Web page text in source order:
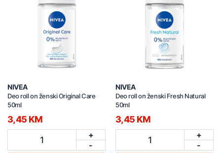
NIVEA
Deo roll on ženski Original Care
50ml
3,45 KM
1
+
-
NIVEA
Deo roll on ženski Fresh Natural
50ml
3,45 KM
1
+
-